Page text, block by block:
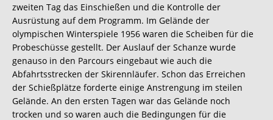
zweiten Tag das Einschießen und die Kontrolle der
Ausrüstung auf dem Programm. Im Gelände der
olympischen Winterspiele 1956 waren die Scheiben für die
Probeschüsse gestellt. Der Auslauf der Schanze wurde
genauso in den Parcours eingebaut wie auch die
Abfahrtsstrecken der Skirennläufer. Schon das Erreichen
der Schießplätze forderte einige Anstrengung im steilen
Gelände. An den ersten Tagen war das Gelände noch
trocken und so waren auch die Bedingungen für die